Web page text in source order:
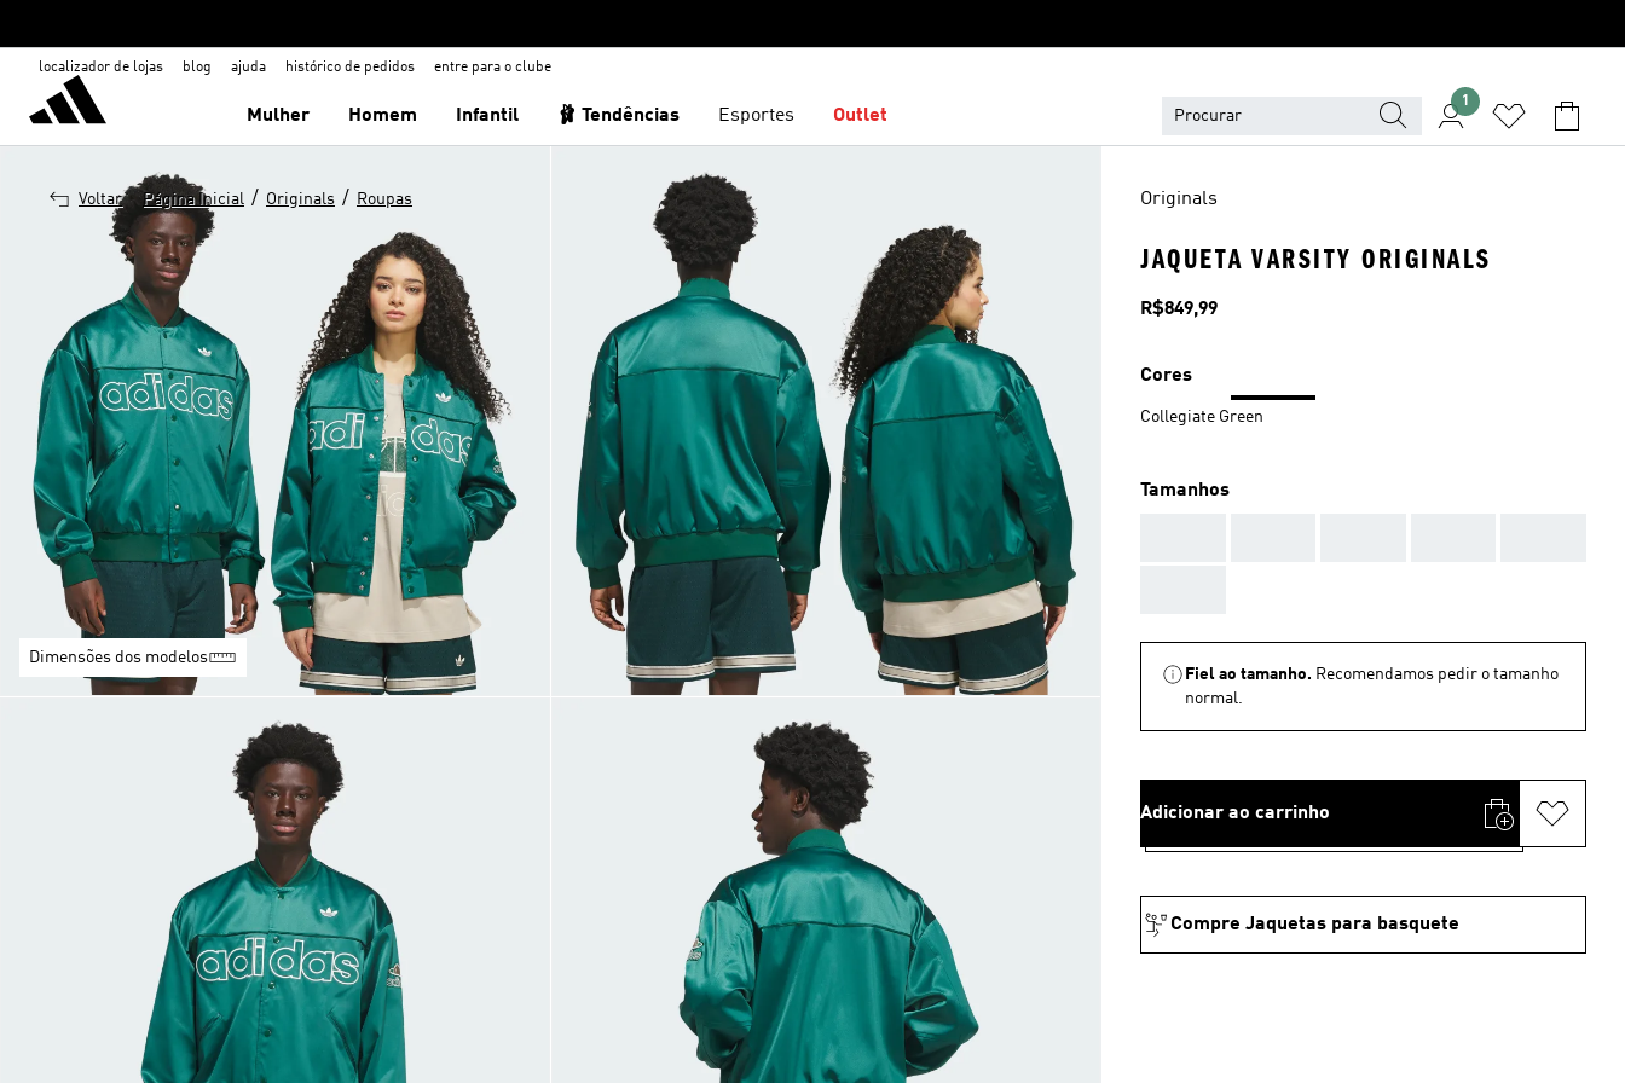
localizador de lojas blog ajuda histórico de pedidos entre para o clube
Mulher Homem Infantil 🩰 Tendências Esportes Outlet
1
Voltar Página Inicial / Originals / Roupas
Dimensões dos modelos
Originals
JAQUETA VARSITY ORIGINALS
Preço
R$849,99
Cores
Collegiate Green
Tamanhos
Fiel ao tamanho. Recomendamos pedir o tamanho
normal.
Adicionar ao carrinho
Compre Jaquetas para basquete